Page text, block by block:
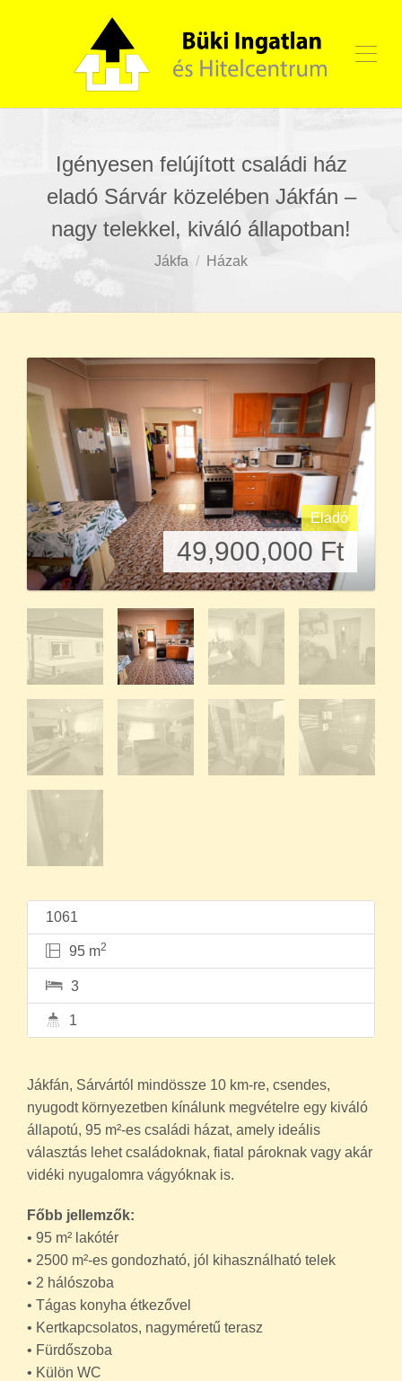
Igényesen felújított családi ház
eladó Sárvár közelében Jákfán –
nagy telekkel, kiváló állapotban!
Jákfa Házak
Eladó
49,900,000 Ft
1061
95 m2
3
1
Jákfán, Sárvártól mindössze 10 km-re, csendes,
nyugodt környezetben kínálunk megvételre egy kiváló
állapotú, 95 m²-es családi házat, amely ideális
választás lehet családoknak, fiatal pároknak vagy akár
vidéki nyugalomra vágyóknak is.
Főbb jellemzők:
• 95 m² lakótér
• 2500 m²-es gondozható, jól kihasználható telek
• 2 hálószoba
• Tágas konyha étkezővel
• Kertkapcsolatos, nagyméretű terasz
• Fürdőszoba
• Külön WC